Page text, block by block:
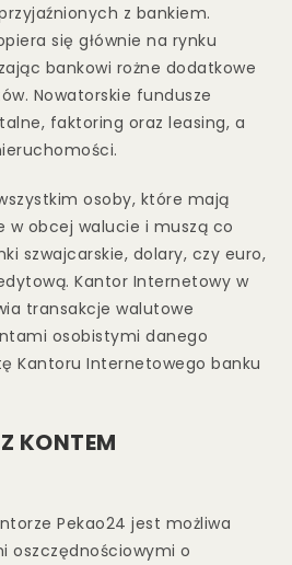
z bankiem.
się głównie na rynku
bankowi rożne dodatkowe
Nowatorskie fundusze
faktoring oraz leasing, a
osoby, które mają
w obcej walucie i muszą co
szwajcarskie, dolary, czy euro,
Kantor Internetowy w
transakcje walutowe
osobistymi danego
Kantoru Internetowego banku
KONTEM
Pekao24 jest możliwa
oszczędnościowymi o